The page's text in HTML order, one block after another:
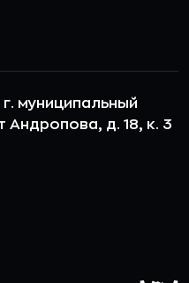
г. муниципальный
Андропова, д. 18, к. 3